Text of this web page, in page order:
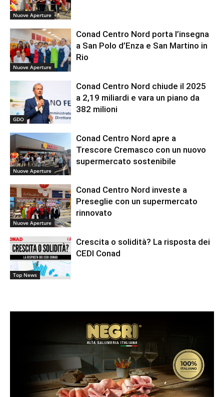
Nuove Aperture
Nuove Aperture
Conad Centro Nord porta l’insegna
a San Polo d’Enza e San Martino in
Rio
GDO
Conad Centro Nord chiude il 2025
a 2,19 miliardi e vara un piano da
382 milioni
Nuove Aperture
Conad Centro Nord apre a
Trescore Cremasco con un nuovo
supermercato sostenibile
Nuove Aperture
Conad Centro Nord investe a
Preseglie con un supermercato
rinnovato
Top News
Crescita o solidità? La risposta dei
CEDI Conad